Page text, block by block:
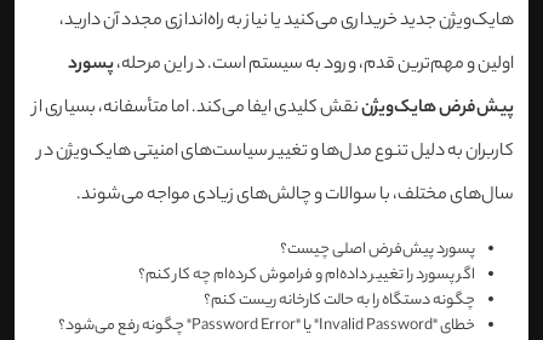
هایک‌ویژن جدید خریداری می‌کنید یا نیاز به راه‌اندازی مجدد آن دارید،
اولین و مهم‌ترین قدم، ورود به سیستم است. در این مرحله،پسورد
پیش‌فرض هایک‌ویژننقش کلیدی ایفا می‌کند. اما متأسفانه، بسیاری از
کاربران به دلیل تنوع مدل‌ها و تغییر سیاست‌های امنیتی هایک‌ویژن در
سال‌های مختلف، با سوالات و چالش‌های زیادی مواجه می‌شوند.
پسورد پیش‌فرض اصلی چیست؟
اگر پسورد را تغییر داده‌ام و فراموش کرده‌ام چه کار کنم؟
چگونه دستگاه را به حالت کارخانه ریست کنم؟
خطای "Invalid Password" یا "Password Error" چگونه رفع می‌شود؟